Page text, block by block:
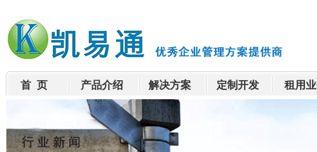
首 页 产品介绍 解决方案 定制开发 租用